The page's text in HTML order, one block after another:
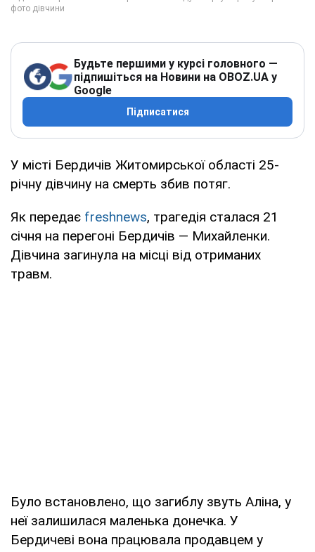
Будьте першими у курсі головного —
підпишіться на Новини на OBOZ.UA у
Google
Підписатися
У місті Бердичів Житомирської області 25-
річну дівчину на смерть збив потяг.
Як передає freshnews, трагедія сталася 21
січня на перегоні Бердичів — Михайленки.
Дівчина загинула на місці від отриманих
травм.
Було встановлено, що загиблу звуть Аліна, у
неї залишилася маленька донечка. У
Бердичеві вона працювала продавцем у